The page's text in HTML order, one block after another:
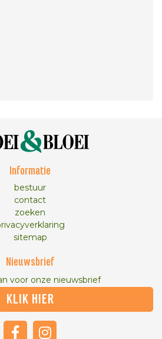
Informatie
bestuur
contact
zoeken
sitemap
Nieuwsbrief
voor onze nieuwsbrief
KLIK HIER